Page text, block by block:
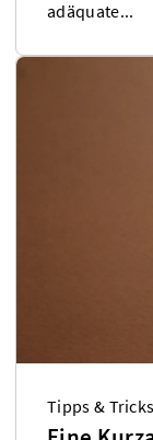
adäquate...
Tipps & Tricks